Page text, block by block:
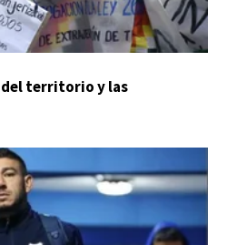
del territorio y las